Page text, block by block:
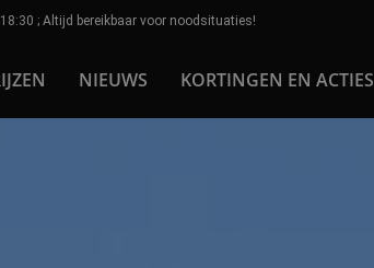
18:30 ; Altijd bereikbaar voor noodsituaties!
NIEUWS KORTINGEN EN ACTIES